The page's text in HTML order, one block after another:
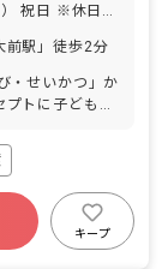
祝日 ※休日出
園運営に支障が
合いながら取
く過ごせま
ん男性も育休
環境です。 夏
暇（連続5日
暇 ライフサポ
駅」徒歩2分
・せいかつ」か
トに子どもた
かな“ここ
を常に心がけて
完備
キープ